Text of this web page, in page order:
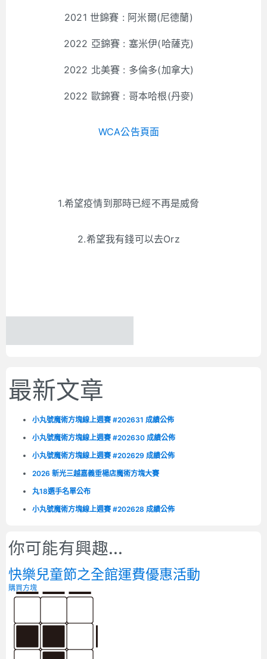
2021 世錦賽 : 阿米爾(尼德蘭)
2022 亞錦賽 : 塞米伊(哈薩克)
2022 北美賽 : 多倫多(加拿大)
2022 歐錦賽 : 哥本哈根(丹麥)
WCA公告頁面
1.希望疫情到那時已經不再是威脅
2.希望我有錢可以去Orz
最新文章
小丸號魔術方塊線上週賽 #202631 成績公佈
小丸號魔術方塊線上週賽 #202630 成績公佈
小丸號魔術方塊線上週賽 #202629 成績公佈
2026 新光三越嘉義垂楊店魔術方塊大賽
丸18選手名單公布
小丸號魔術方塊線上週賽 #202628 成績公佈
你可能有興趣...
快樂兒童節之全館運費優惠活動
購買方塊